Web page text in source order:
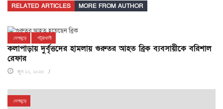
RELATED ARTICLES MORE FROM AUTHOR
দেশজুড়ে পটুয়াখালী
কলাপাড়ায় দুর্বৃত্তদের হামলায় গুরুতর আহত ব্রিক ব্যবসায়ীকে বরিশাল
রেফার
জুন ১২, ২০২৩
দেশজুড়ে